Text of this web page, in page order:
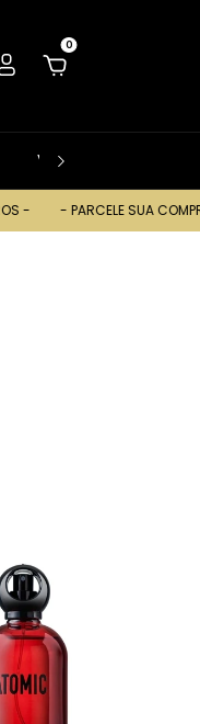
0
Ver Tudo
- PARCELE SUA COMPRA EM